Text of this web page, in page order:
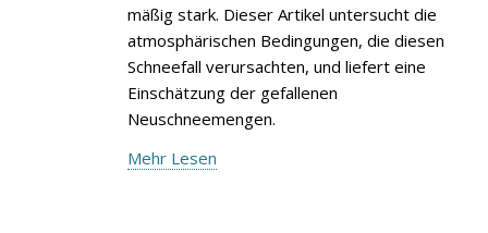
mäßig stark. Dieser Artikel untersucht die
atmosphärischen Bedingungen, die diesen
Schneefall verursachten, und liefert eine
Einschätzung der gefallenen
Neuschneemengen.
Mehr Lesen